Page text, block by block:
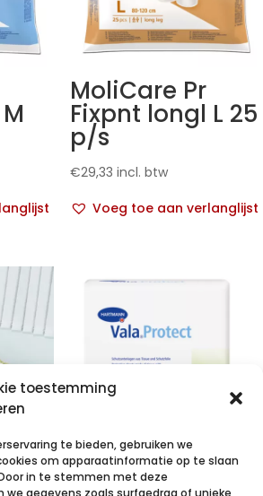
toestemming
te bieden, gebruiken we
om apparaatinformatie op te slaan
in te stemmen met deze
we gegevens zoals surfgedrag of unieke
MoliCare Pr
Fixpnt longl L 25
p/s
€29,33 incl. btw
Voeg toe aan verlanglijst
VALAPROTECT